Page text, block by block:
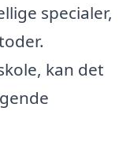
specialer,
kan det